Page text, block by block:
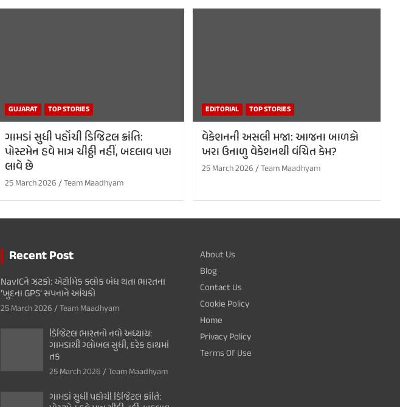
GUJARAT TOP STORIES
ગામડાં સુધી પહોંચી ડિજિટલ ક્રાંતિ:
પોસ્ટમેન હવે માત્ર ચીઠ્ઠી નહીં, બદલાવ પણ
લાવે છે
25 March 2026 Team Maadhyam
EDITORIAL TOP STORIES
વેકેશનની અસલી મજા: આજના બાળકો
ખરા ઉનાળુ વેકેશનથી વંચિત કેમ?
25 March 2026 Team Maadhyam
Recent Post
NavICને ઝટકો: એટોમિક ક્લોક બંધ થતા ભારતના
‘ખુદના GPS’ સપનાને આંચકો
25 March 2026 Team Maadhyam
ડિજિટલ ભારતનો નવો અધ્યાય:
ગામડાથી ગ્લોબલ સુધી, દરેક હાથમાં
તક
25 March 2026 Team Maadhyam
ગામડાં સુધી પહોંચી ડિજિટલ ક્રાંતિ:
About Us
Blog
Contact Us
Cookie Policy
Home
Privacy Policy
Terms Of Use